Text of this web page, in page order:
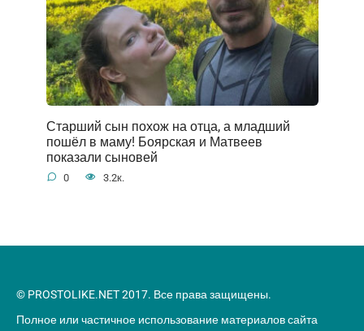
Старший сын похож на отца, а младший
пошёл в маму! Боярская и Матвеев
показали сыновей
0 3.2к.
© PROSTOLIKE.NET 2017. Все права защищены.
Полное или частичное использование материалов сайта